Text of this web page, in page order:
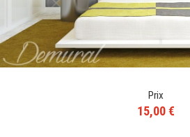
Prix
15,00 €